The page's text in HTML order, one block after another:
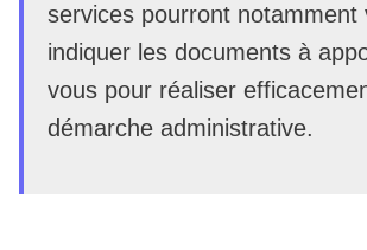
services pourront notamment
indiquer les documents à
vous pour réaliser
démarche administrative.